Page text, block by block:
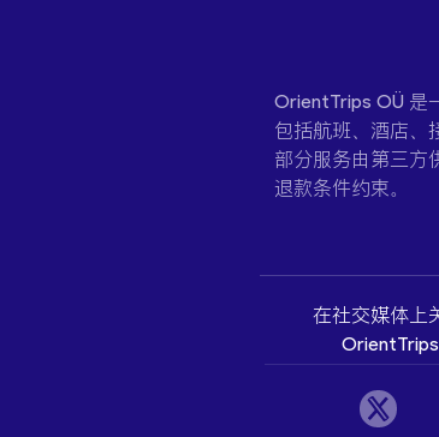
OrientTrips OÜ 是
包括航班、酒店、
部分服务由第三方
退款条件约束。
在社交媒体上
OrientTrips